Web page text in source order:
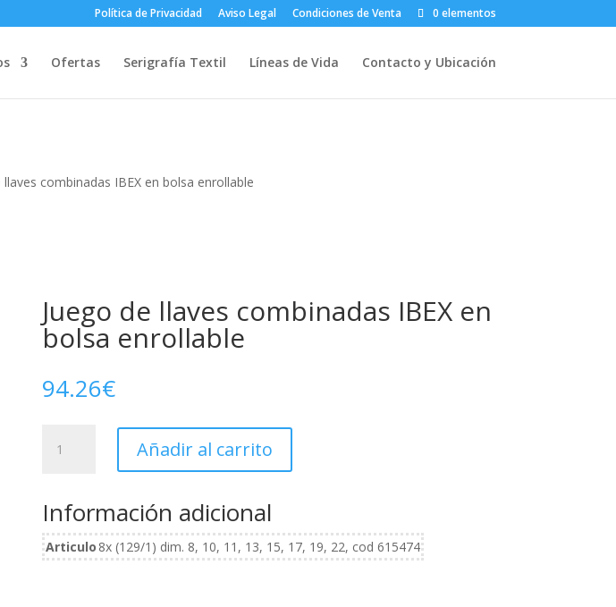
Política de Privacidad Aviso Legal Condiciones de Venta 0 elementos
Ofertas Serigrafía Textil Líneas de Vida Contacto y Ubicación
llaves combinadas IBEX en bolsa enrollable
Juego de llaves combinadas IBEX en
bolsa enrollable
94.26€
IBEX
en
bolsa
Añadir al carrito
Información adicional
Articulo 8x (129/1) dim. 8, 10, 11, 13, 15, 17, 19, 22, cod 615474